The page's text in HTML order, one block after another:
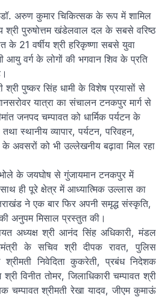
अरुण कुमार चिकित्सक के रूप में शामिल
श्री पुरुषोत्तम खंडेलवाल दल के सबसे वरिष्ठ
के 21 वर्षीय श्री हरिकृष्णा सबसे युवा
आयु वर्ग के लोगों की भगवान शिव के प्रति
पुष्कर सिंह धामी के विशेष प्रयासों से
यात्रा का संचालन टनकपुर मार्ग से
जनपद चम्पावत को धार्मिक पर्यटन के
स्थानीय व्यापार, पर्यटन, परिवहन,
के अवसरों को भी उल्लेखनीय बढ़ावा मिल रहा
के जयघोष से गुंजायमान टनकपुर में
ही पूरे क्षेत्र में आध्यात्मिक उल्लास का
ने एक बार फिर अपनी समृद्ध संस्कृति,
अनुपम मिसाल प्रस्तुत की।
अध्यक्ष श्री आनंद सिंह अधिकारी, मंडल
के सचिव श्री दीपक रावत, पुलिस
श्रीमती निवेदिता कुकरेती, प्रबंध निदेशक
विनीत तोमर, जिलाधिकारी चम्पावत श्री
चम्पावत श्रीमती रेखा यादव, जीएम कुमाऊं